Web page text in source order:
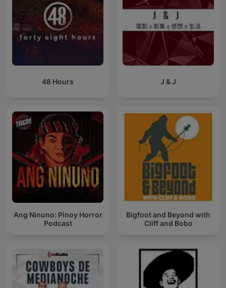
48 Hours J & J
Ang Ninuno: Pinoy Horror
Podcast
Bigfoot and Beyond with
Cliff and Bobo